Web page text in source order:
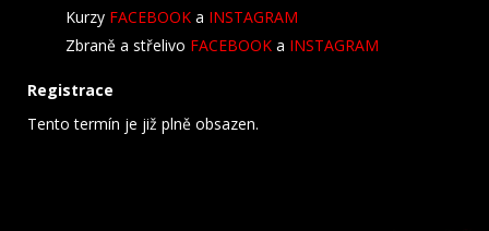
Kurzy FACEBOOK a INSTAGRAM
Zbraně a střelivo FACEBOOK a INSTAGRAM
Registrace
Tento termín je již plně obsazen.